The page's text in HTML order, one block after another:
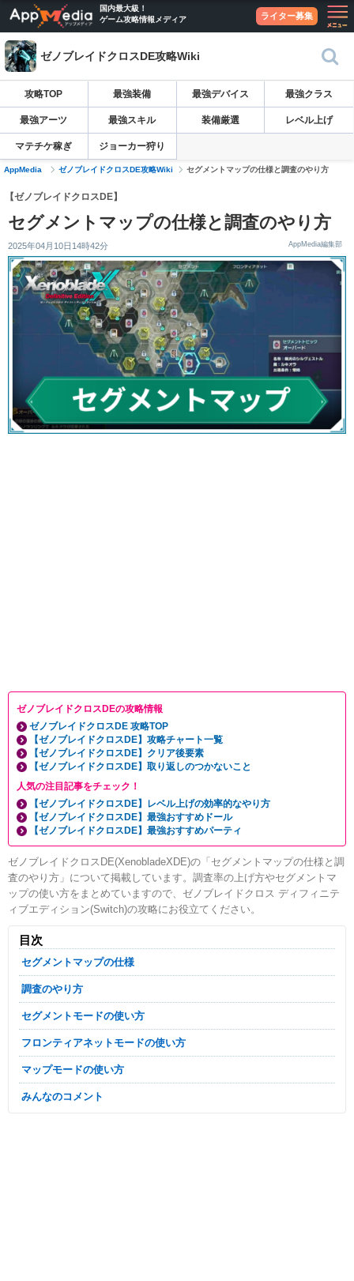
国内最大級！
ゲーム攻略情報メディア
ライター募集
ゼノブレイドクロスDE攻略Wiki
攻略TOP 最強装備 最強デバイス 最強クラス
最強アーツ 最強スキル 装備厳選 レベル上げ
マテチケ稼ぎ ジョーカー狩り
AppMedia ゼノブレイドクロスDE攻略Wiki セグメントマップの仕様と調査のやり方
【ゼノブレイドクロスDE】
セグメントマップの仕様と調査のやり方
2025年04月10日14時42分 AppMedia編集部
ゼノブレイドクロスDEの攻略情報
ゼノブレイドクロスDE 攻略TOP
【ゼノブレイドクロスDE】攻略チャート一覧
【ゼノブレイドクロスDE】クリア後要素
【ゼノブレイドクロスDE】取り返しのつかないこと
人気の注目記事をチェック！
【ゼノブレイドクロスDE】レベル上げの効率的なやり方
【ゼノブレイドクロスDE】最強おすすめドール
【ゼノブレイドクロスDE】最強おすすめパーティ
ゼノブレイドクロスDE(XenobladeXDE)の「セグメントマップの仕様と調
査のやり方」について掲載しています。調査率の上げ方やセグメントマ
ップの使い方をまとめていますので、ゼノブレイドクロス ディフィニテ
ィブエディション(Switch)の攻略にお役立てください。
目次
セグメントマップの仕様
調査のやり方
セグメントモードの使い方
フロンティアネットモードの使い方
マップモードの使い方
みんなのコメント